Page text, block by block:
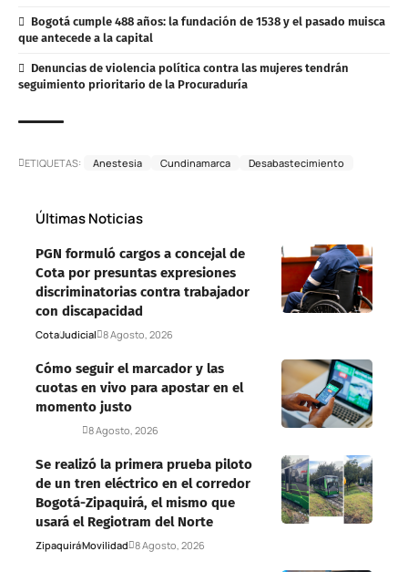
Bogotá cumple 488 años: la fundación de 1538 y el pasado muisca
que antecede a la capital
Denuncias de violencia política contra las mujeres tendrán
seguimiento prioritario de la Procuraduría
ETIQUETAS: Anestesia Cundinamarca Desabastecimiento
Últimas Noticias
PGN formuló cargos a concejal de
Cota por presuntas expresiones
discriminatorias contra trabajador
con discapacidad
CotaJudicial 8 Agosto, 2026
Cómo seguir el marcador y las
cuotas en vivo para apostar en el
momento justo
8 Agosto, 2026
Se realizó la primera prueba piloto
de un tren eléctrico en el corredor
Bogotá-Zipaquirá, el mismo que
usará el Regiotram del Norte
ZipaquiráMovilidad 8 Agosto, 2026